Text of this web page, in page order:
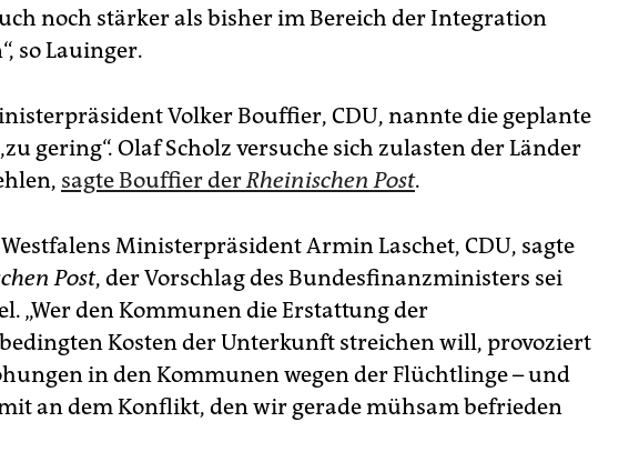
noch stärker als bisher im Bereich der Integration
so Lauinger.
Volker Bouffier, CDU, nannte die geplante
gering“. Olaf Scholz versuche sich zulasten der Länder
sagte Bouffier derRheinischen Post.
Ministerpräsident Armin Laschet, CDU, sagte
Post, der Vorschlag des Bundesfinanzministers sei
„Wer den Kommunen die Erstattung der
Kosten der Unterkunft streichen will, provoziert
in den Kommunen wegen der Flüchtlinge – und
an dem Konflikt, den wir gerade mühsam befrieden